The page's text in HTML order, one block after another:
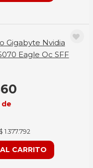
Gigabyte Nvidia
Eagle Oc SFF
de
1.377.792
CARRITO